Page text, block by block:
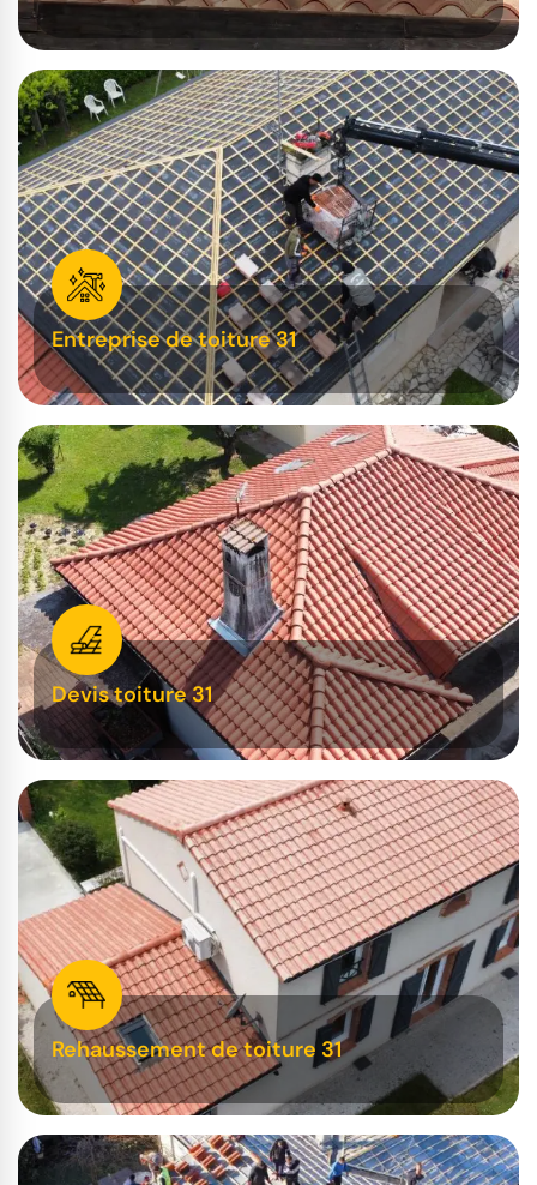
Entreprise de toiture 31
Devis toiture 31
Rehaussement de toiture 31